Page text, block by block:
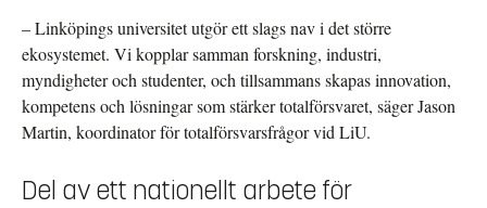
– Linköpings universitet utgör ett slags nav i det större
ekosystemet. Vi kopplar samman forskning, industri,
myndigheter och studenter, och tillsammans skapas innovation,
kompetens och lösningar som stärker totalförsvaret, säger Jason
Martin, koordinator för totalförsvarsfrågor vid LiU.
Del av ett nationellt arbete för